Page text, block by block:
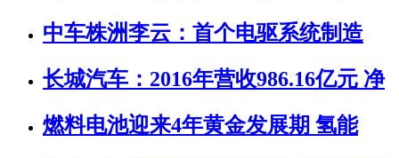
中车株洲李云：首个电驱系统制造
长城汽车：2016年营收986.16亿元 净
燃料电池迎来4年黄金发展期 氢能